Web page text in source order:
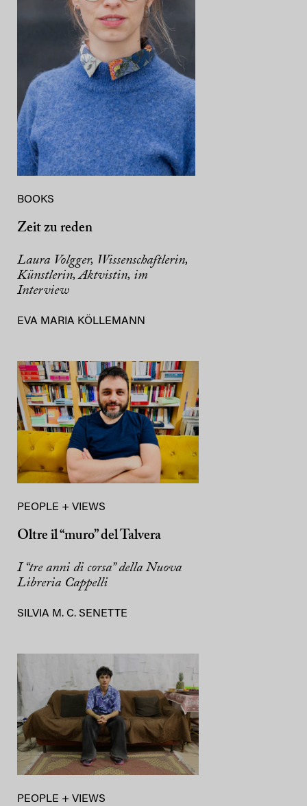
BOOKS
Zeit zu reden
Laura Volgger, Wissenschaftlerin,
Künstlerin, Aktvistin, im
Interview
EVA MARIA KÖLLEMANN
PEOPLE + VIEWS
Oltre il “muro” del Talvera
I “tre anni di corsa” della Nuova
Libreria Cappelli
SILVIA M. C. SENETTE
PEOPLE + VIEWS